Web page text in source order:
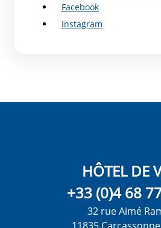
Facebook
Instagram
HÔTEL DE
+33 (0)4 68
32 rue Aimé
11835